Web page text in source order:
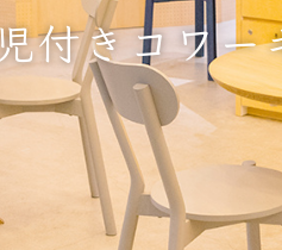
付きコワ